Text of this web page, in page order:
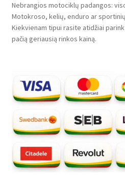
Nebrangios motociklų padangos:
Motokroso, kelių, enduro ar
Kiekvienam tipui rasite atidžiai
pačią geriausią rinkos kainą.